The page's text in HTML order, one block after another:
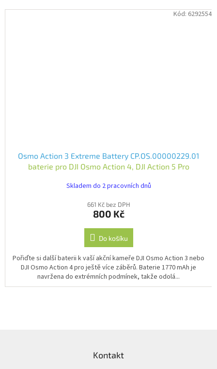
Osmo Action 3 Extreme Battery CP.OS.00000229.01
baterie pro DJI Osmo Action 4, DJI Action 5 Pro
Skladem do 2 pracovních dnů
661 Kč bez DPH
800 Kč
Do košíku
Pořiďte si další baterii k vaší akční kameře DJI Osmo Action 3 nebo
DJI Osmo Action 4 pro ještě více záběrů. Baterie 1770 mAh je
navržena do extrémních podmínek, takže odolá...
Kód: 6292554
Kontakt